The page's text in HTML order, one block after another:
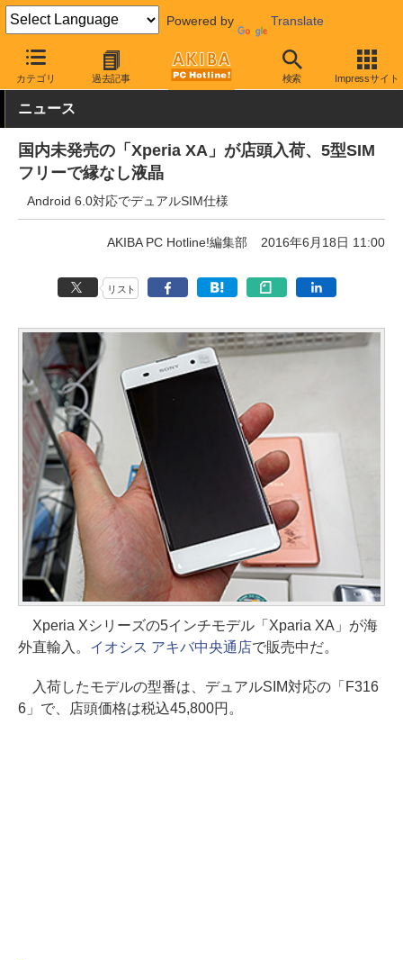
Powered by Translate
カテゴリ 過去記事 検索 Impressサイト
AKIBA PC Hotline! モバイル スマートフォン SIMフリースマー
ニュース
国内未発売の「Xperia XA」が店頭入荷、5型SIM
フリーで縁なし液晶
Android 6.0対応でデュアルSIM仕様
AKIBA PC Hotline!編集部 2016年6月18日 11:00
リスト
Xperia Xシリーズの5インチモデル「Xparia XA」が海
外直輸入。 イオシス アキバ中央通店で販売中だ。
入荷したモデルの型番は、デュアルSIM対応の「F316
6」で、店頭価格は税込45,800円。